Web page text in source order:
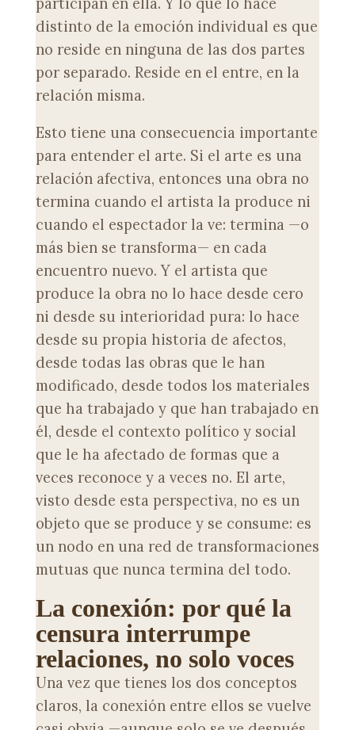
distinto de la emoción individual es que
no reside en ninguna de las dos partes
por separado. Reside en el entre, en la
relación misma.
Esto tiene una consecuencia importante
para entender el arte. Si el arte es una
relación afectiva, entonces una obra no
termina cuando el artista la produce ni
cuando el espectador la ve: termina —o
más bien se transforma— en cada
encuentro nuevo. Y el artista que
produce la obra no lo hace desde cero
ni desde su interioridad pura: lo hace
desde su propia historia de afectos,
desde todas las obras que le han
modificado, desde todos los materiales
que ha trabajado y que han trabajado en
él, desde el contexto político y social
que le ha afectado de formas que a
veces reconoce y a veces no. El arte,
visto desde esta perspectiva, no es un
objeto que se produce y se consume: es
un nodo en una red de transformaciones
mutuas que nunca termina del todo.
La conexión: por qué la
censura interrumpe
relaciones, no solo voces
Una vez que tienes los dos conceptos
claros, la conexión entre ellos se vuelve